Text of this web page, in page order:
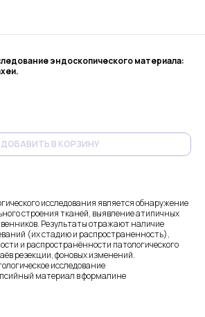
эндоскопического материала:
ДОБАВИТЬ В КОРЗИНУ
исследования является обнаружение
строения тканей, выявление атипичных
Результаты отражают наличие
(их стадию и распространенность),
и распространённости патологического
резекции, фоновых изменений.
исследование
материал в формалине